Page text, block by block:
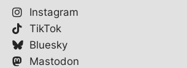
Instagram
TikTok
Bluesky
Mastodon